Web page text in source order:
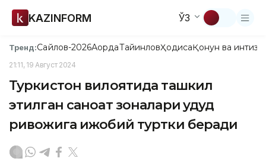
KAZINFORM ЎЗ
Тренд:Сайлов-2026АқордаТайинловҲодисаҚонун ва
21:11, 19 Август 2024
Туркистон вилоятида ташкил
этилган саноат зоналари ҳудуд
ривожига ижобий туртки беради